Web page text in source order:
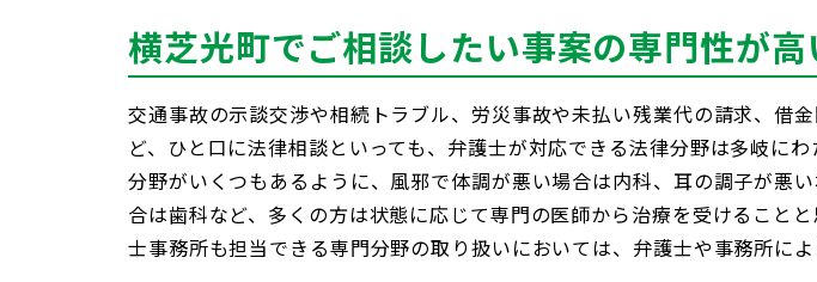
横芝光町でご相談したい事案の専門性が
交通事故の示談交渉や相続トラブル、労災事故や未払い残業代の請求、借
ど、ひと口に法律相談といっても、弁護士が対応できる法律分野は多岐に
分野がいくつもあるように、風邪で体調が悪い場合は内科、耳の調子が悪
合は歯科など、多くの方は状態に応じて専門の医師から治療を受けること
士事務所も担当できる専門分野の取り扱いにおいては、弁護士や事務所によ